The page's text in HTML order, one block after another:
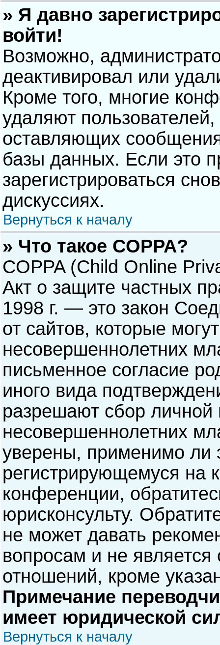
» Я давно
войти!
Возможно,
деактивировал или
Кроме того, многие
удаляют
оставляющих
базы данных. Если это
зарегистрироваться
дискуссиях.
Вернуться к началу
» Что такое COPPA?
COPPA (Child Online
Акт о защите частных
1998 г. — это закон
от сайтов, которые
несовершеннолетних
письменное согласие
иного вида
разрешают сбор
несовершеннолетних
уверены, применимо ли
регистрирующемуся на
конференции,
юрисконсульту.
не может давать
вопросам и не
отношений, кроме
Примечание
имеет юридической
Вернуться к началу